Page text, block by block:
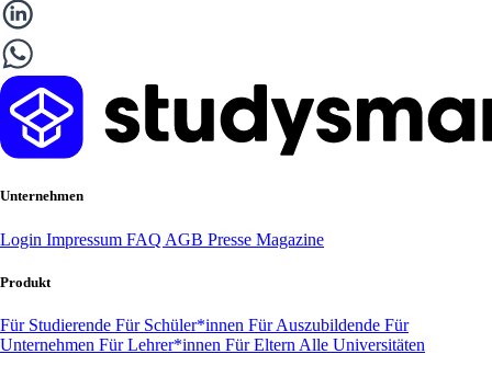
Unternehmen
Login Impressum FAQ AGB Presse Magazine
Produkt
Für Studierende Für Schüler*innen Für Auszubildende Für
Unternehmen Für Lehrer*innen Für Eltern Alle Universitäten